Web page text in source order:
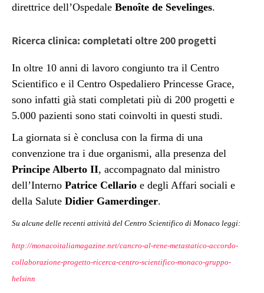
direttrice dell’Ospedale Benoîte de Sevelinges.
Ricerca clinica: completati oltre 200 progetti
In oltre 10 anni di lavoro congiunto tra il Centro
Scientifico e il Centro Ospedaliero Princesse Grace,
sono infatti già stati completati più di 200 progetti e
5.000 pazienti sono stati coinvolti in questi studi.
La giornata si è conclusa con la firma di una
convenzione tra i due organismi, alla presenza del
Principe Alberto II, accompagnato dal ministro
dell’Interno Patrice Cellario e degli Affari sociali e
della Salute Didier Gamerdinger.
Su alcune delle recenti attività del Centro Scientifico di Monaco leggi:
http://monacoitaliamagazine.net/cancro-al-rene-metastatico-accordo-
collaborazione-progetto-ricerca-centro-scientifico-monaco-gruppo-
helsinn